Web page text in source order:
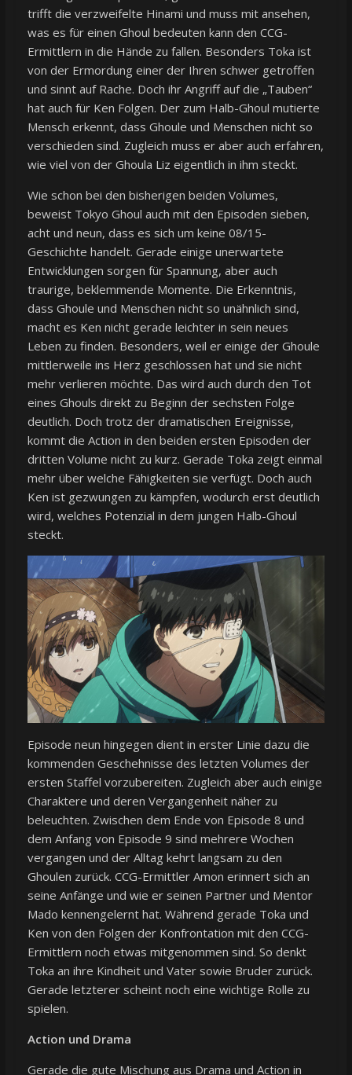
trifft die verzweifelte Hinami und muss mit ansehen,
was es für einen Ghoul bedeuten kann den CCG-
Ermittlern in die Hände zu fallen. Besonders Toka ist
von der Ermordung einer der Ihren schwer getroffen
und sinnt auf Rache. Doch ihr Angriff auf die „Tauben“
hat auch für Ken Folgen. Der zum Halb-Ghoul mutierte
Mensch erkennt, dass Ghoule und Menschen nicht so
verschieden sind. Zugleich muss er aber auch erfahren,
wie viel von der Ghoula Liz eigentlich in ihm steckt.
Wie schon bei den bisherigen beiden Volumes,
beweist Tokyo Ghoul auch mit den Episoden sieben,
acht und neun, dass es sich um keine 08/15-
Geschichte handelt. Gerade einige unerwartete
Entwicklungen sorgen für Spannung, aber auch
traurige, beklemmende Momente. Die Erkenntnis,
dass Ghoule und Menschen nicht so unähnlich sind,
macht es Ken nicht gerade leichter in sein neues
Leben zu finden. Besonders, weil er einige der Ghoule
mittlerweile ins Herz geschlossen hat und sie nicht
mehr verlieren möchte. Das wird auch durch den Tot
eines Ghouls direkt zu Beginn der sechsten Folge
deutlich. Doch trotz der dramatischen Ereignisse,
kommt die Action in den beiden ersten Episoden der
dritten Volume nicht zu kurz. Gerade Toka zeigt einmal
mehr über welche Fähigkeiten sie verfügt. Doch auch
Ken ist gezwungen zu kämpfen, wodurch erst deutlich
wird, welches Potenzial in dem jungen Halb-Ghoul
steckt.
Episode neun hingegen dient in erster Linie dazu die
kommenden Geschehnisse des letzten Volumes der
ersten Staffel vorzubereiten. Zugleich aber auch einige
Charaktere und deren Vergangenheit näher zu
beleuchten. Zwischen dem Ende von Episode 8 und
dem Anfang von Episode 9 sind mehrere Wochen
vergangen und der Alltag kehrt langsam zu den
Ghoulen zurück. CCG-Ermittler Amon erinnert sich an
seine Anfänge und wie er seinen Partner und Mentor
Mado kennengelernt hat. Während gerade Toka und
Ken von den Folgen der Konfrontation mit den CCG-
Ermittlern noch etwas mitgenommen sind. So denkt
Toka an ihre Kindheit und Vater sowie Bruder zurück.
Gerade letzterer scheint noch eine wichtige Rolle zu
spielen.
Action und Drama
Gerade die gute Mischung aus Drama und Action in